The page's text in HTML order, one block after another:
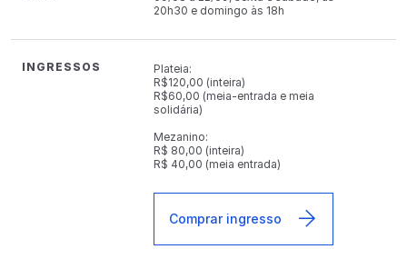
20h30 e domingo às 18h
INGRESSOS
Plateia:
R$120,00 (inteira)
R$60,00 (meia-entrada e meia
solidária)
Mezanino:
R$ 80,00 (inteira)
R$ 40,00 (meia entrada)
Comprar ingresso